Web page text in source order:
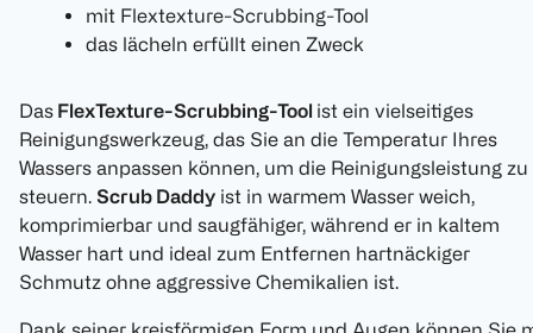
mit Flextexture-Scrubbing-Tool
das lächeln erfüllt einen Zweck
Das FlexTexture-Scrubbing-Tool ist ein vielseitiges
Reinigungswerkzeug, das Sie an die Temperatur Ihres
Wassers anpassen können, um die Reinigungsleistung zu
steuern. Scrub Daddy ist in warmem Wasser weich,
komprimierbar und saugfähiger, während er in kaltem
Wasser hart und ideal zum Entfernen hartnäckiger
Schmutz ohne aggressive Chemikalien ist.